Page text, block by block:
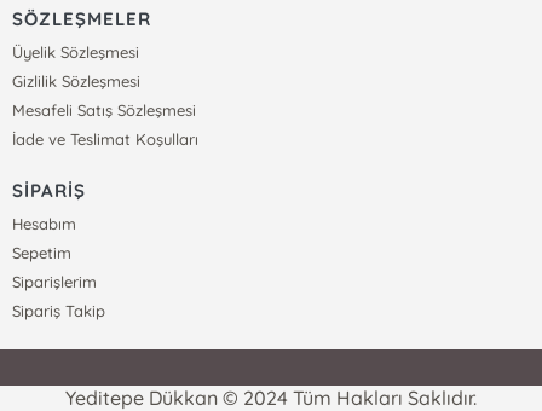
SÖZLEŞMELER
Üyelik Sözleşmesi
Gizlilik Sözleşmesi
Mesafeli Satış Sözleşmesi
İade ve Teslimat Koşulları
SİPARİŞ
Hesabım
Sepetim
Siparişlerim
Sipariş Takip
Yeditepe Dükkan © 2024 Tüm Hakları Saklıdır.